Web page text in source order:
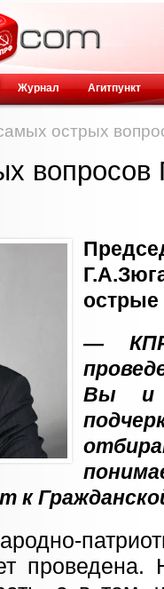
Журнал Агитпункт
острых
вопросов
—
Вы и
к